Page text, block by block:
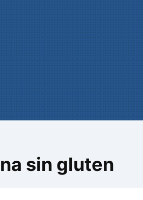
sin gluten